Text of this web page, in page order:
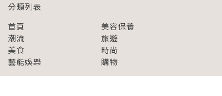
分類列表
首頁
美容保養
潮流
旅遊
美食
時尚
藝能娛樂
購物